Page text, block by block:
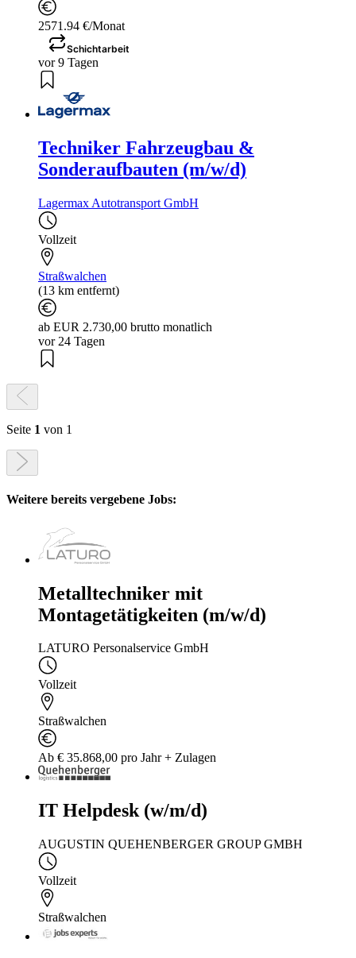
2571.94 €/Monat
Schichtarbeit
vor 9 Tagen
Techniker Fahrzeugbau &
Sonderaufbauten (m/w/d)
Lagermax Autotransport GmbH
Vollzeit
Straßwalchen
(13 km entfernt)
ab EUR 2.730,00 brutto monatlich
vor 24 Tagen
Seite 1 von 1
Weitere bereits vergebene Jobs:
Metalltechniker mit
Montagetätigkeiten (m/w/d)
LATURO Personalservice GmbH
Vollzeit
Straßwalchen
Ab € 35.868,00 pro Jahr + Zulagen
IT Helpdesk (w/m/d)
AUGUSTIN QUEHENBERGER GROUP GMBH
Vollzeit
Straßwalchen